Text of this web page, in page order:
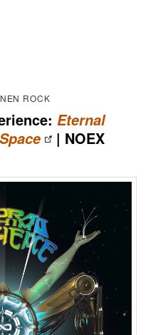
ROCK
Eternal
| NOEX